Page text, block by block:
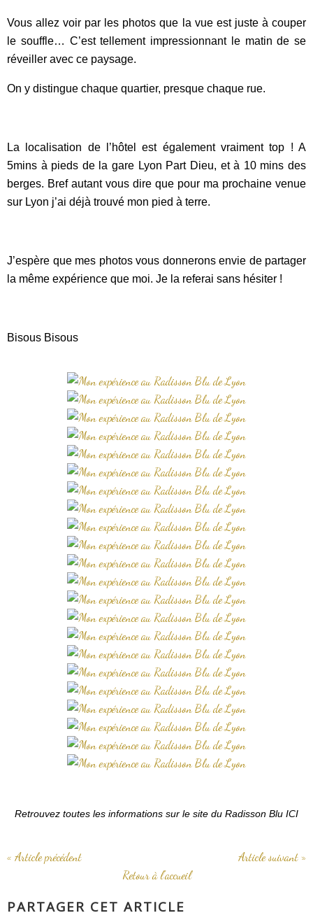
Vous allez voir par les photos que la vue est juste à couper
le souffle… C’est tellement impressionnant le matin de se
réveiller avec ce paysage.
On y distingue chaque quartier, presque chaque rue.
La localisation de l’hôtel est également vraiment top ! A
5mins à pieds de la gare Lyon Part Dieu, et à 10 mins des
berges. Bref autant vous dire que pour ma prochaine venue
sur Lyon j’ai déjà trouvé mon pied à terre.
J’espère que mes photos vous donnerons envie de partager
la même expérience que moi. Je la referai sans hésiter !
Bisous Bisous
Retrouvez toutes les informations sur le site du Radisson Blu ICI
« Article précédent
Article suivant »
Retour à l'accueil
PARTAGER CET ARTICLE